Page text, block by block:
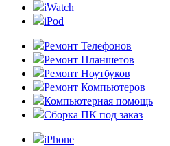
iWatch
iPod
Ремонт Телефонов
Ремонт Планшетов
Ремонт Ноутбуков
Ремонт Компьютеров
Компьютерная помощь
Сборка ПК под заказ
iPhone